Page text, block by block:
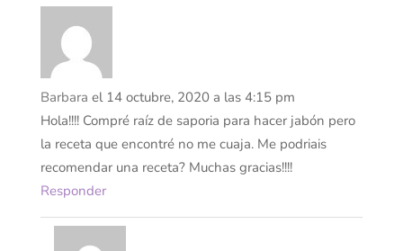
Barbara el 14 octubre, 2020 a las 4:15 pm
Hola!!!! Compré raíz de saporia para hacer jabón pero
la receta que encontré no me cuaja. Me podriais
recomendar una receta? Muchas gracias!!!!
Responder